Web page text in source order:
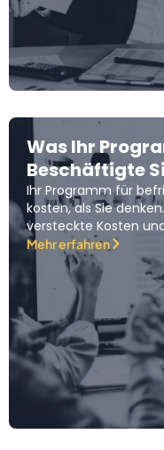
Was Ihr
Beschäftigte
Ihr Programm für
kosten, als Sie
versteckte Kosten
Mehr erfahren